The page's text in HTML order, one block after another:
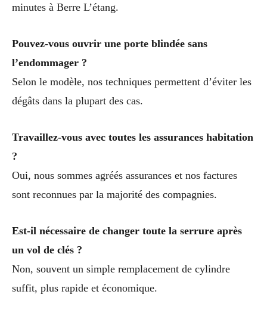
minutes à Berre L’étang.
Pouvez-vous ouvrir une porte blindée sans
l’endommager ?
Selon le modèle, nos techniques permettent d’éviter les
dégâts dans la plupart des cas.
Travaillez-vous avec toutes les assurances habitation
?
Oui, nous sommes agréés assurances et nos factures
sont reconnues par la majorité des compagnies.
Est-il nécessaire de changer toute la serrure après
un vol de clés ?
Non, souvent un simple remplacement de cylindre
suffit, plus rapide et économique.